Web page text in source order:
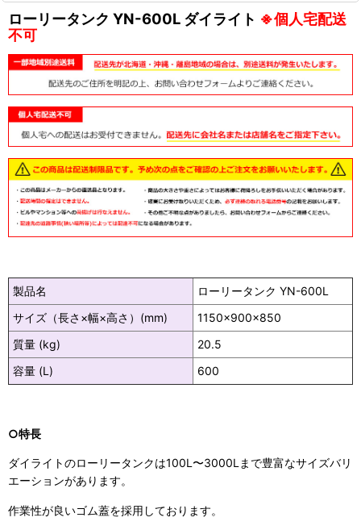
ローリータンク YN-600L ダイライト ※個人宅配送
不可
製品名
ローリータンク YN-600L
サイズ（長さ×幅×高さ）(mm)
1150×900×850
質量 (kg)
20.5
容量 (L)
600
○特長
ダイライトのローリータンクは100L〜3000Lまで豊富なサイズバリ
エーションがあります。
作業性が良いゴム蓋を採用しております。